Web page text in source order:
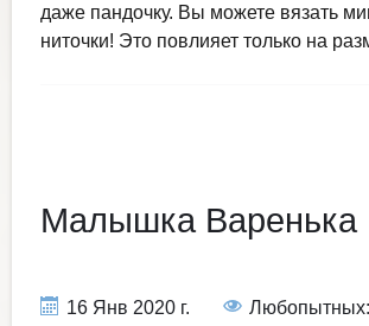
даже пандочку. Вы можете вязать
ниточки! Это повлияет только на
Малышка Варенька
16 Янв 2020 г.